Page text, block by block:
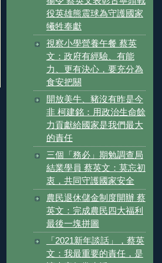
役英雄熊震球為守護國家
犧牲奉獻
視察小學營養午餐 蔡英
文：政府有經驗、有能
力、更有決心，要充分為
食安把關
開放美牛、豬沒有昨是今
非 柯建銘：用政治生命餘
力貢獻給國家是我們最大
的責任
三個「務必」期勉調查局
結業學員 蔡英文：莫忘初
衷，共同守護國家安全
農民退休儲金制度開辦 蔡
英文：完成農民四大福利
最後一塊拼圖
「2021新年談話」，蔡英
文：我最重要的責任，是